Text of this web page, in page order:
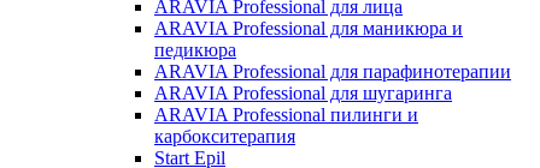
ARAVIA Professional для лица
ARAVIA Professional для маникюра и
педикюра
ARAVIA Professional для парафинотерапии
ARAVIA Professional для шугаринга
ARAVIA Professional пилинги и
карбокситерапия
Start Epil